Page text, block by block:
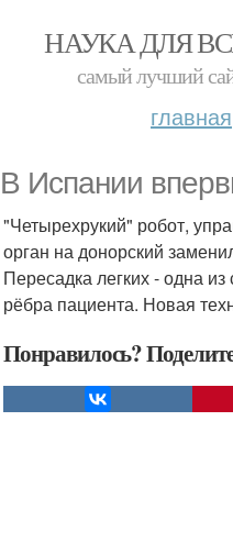
НАУКА ДЛЯ
самый лучший
главная
В Испании
"Четырехрукий" робот,
орган на донорский
Пересадка легких - одна
рёбра пациента. Новая
Понравилось?